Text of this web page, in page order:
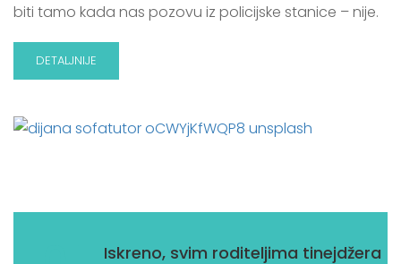
biti tamo kada nas pozovu iz policijske stanice – nije.
DETALJNIJE
Iskreno, svim roditeljima tinejdžera